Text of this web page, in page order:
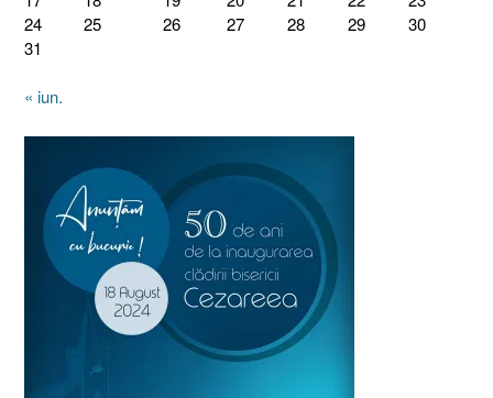
24
25 26 27 28 29
30
31
« iun.